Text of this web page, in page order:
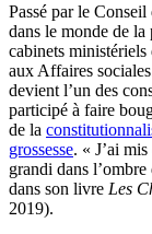
Passé par le
dans le monde de
cabinets ministériels
aux Affaires
devient l’un des
participé à faire
de la
grossesse. « J’ai
grandi dans
dans son livre Les
2019).